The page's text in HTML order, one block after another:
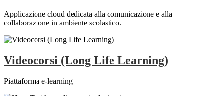
Applicazione cloud dedicata alla comunicazione e alla
collaborazione in ambiente scolastico.
Videocorsi (Long Life Learning)
Piattaforma e-learning